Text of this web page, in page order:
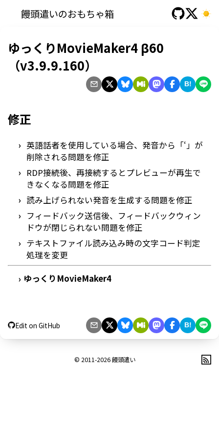
饅頭遣いのおもちゃ箱
ゆっくりMovieMaker4 β60
（v3.9.9.160）
B!
修正
英語話者を使用している場合、発音から「‘」が
削除される問題を修正
RDP接続後、再接続するとプレビューが再生で
きなくなる問題を修正
読み上げられない発音を生成する問題を修正
フィードバック送信後、フィードバックウィン
ドウが閉じられない問題を修正
テキストファイル読み込み時の文字コード判定
処理を変更
› ゆっくりMovieMaker4
Edit on GitHub B!
© 2011-2026饅頭遣い